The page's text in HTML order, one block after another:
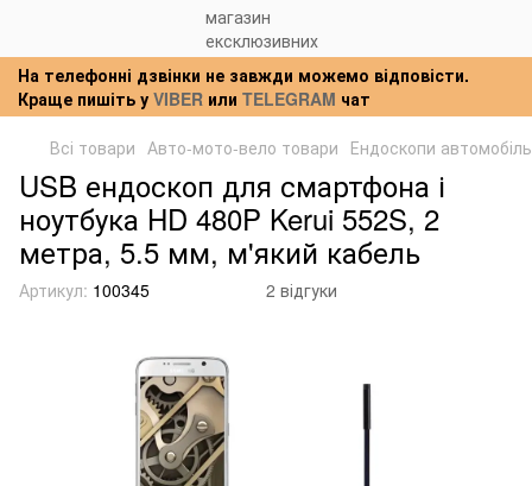
На телефонні дзвінки не завжди можемо відповісти.
Краще пишіть у VIBER или TELEGRAM чат
Всі товари Авто-мото-вело товари Ендоскопи
USB ендоскоп для смартфона і
ноутбука HD 480P Kerui 552S, 2
метра, 5.5 мм, м'який кабель
Артикул: 100345 2 відгуки